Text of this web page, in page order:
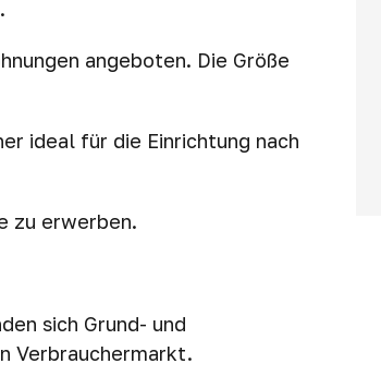
angeboten. Die Größe
ideal für die Einrichtung nach
zu erwerben.
sich Grund- und
Verbrauchermarkt.